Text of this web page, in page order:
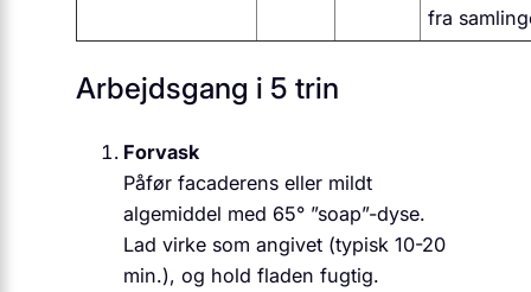
fra
Arbejdsgang i 5 trin
Forvask
Påfør facaderens eller mildt
algemiddel med 65° ”soap”-dyse.
Lad virke som angivet (typisk 10-20
min.), og hold fladen fugtig.